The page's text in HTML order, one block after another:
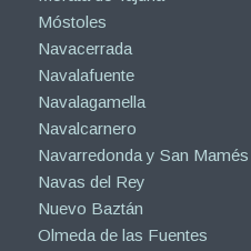
Móstoles
Navacerrada
Navalafuente
Navalagamella
Navalcarnero
Navarredonda y San Mamés
Navas del Rey
Nuevo Baztán
Olmeda de las Fuentes